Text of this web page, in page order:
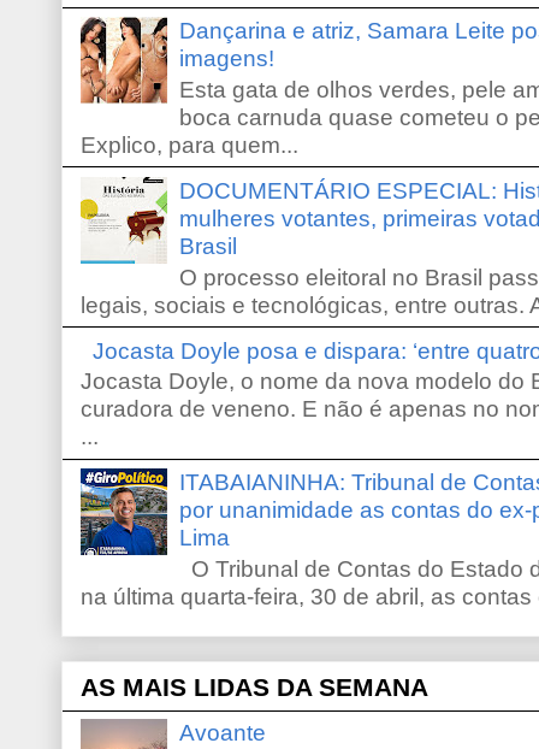
Dançarina e atriz, Samara Leite
imagens!
Esta gata de olhos verdes, pele
boca carnuda quase cometeu o
Explico, para quem...
DOCUMENTÁRIO ESPECIAL:
mulheres votantes, primeiras
Brasil
O processo eleitoral no Brasil
legais, sociais e tecnológicas, entre outras.
Jocasta Doyle posa e dispara: ‘entre
Jocasta Doyle, o nome da nova modelo do
curadora de veneno. E não é apenas no
...
ITABAIANINHA: Tribunal de
por unanimidade as contas do
Lima
O Tribunal de Contas do Estado
na última quarta-feira, 30 de abril, as
AS MAIS LIDAS DA SEMANA
Avoante